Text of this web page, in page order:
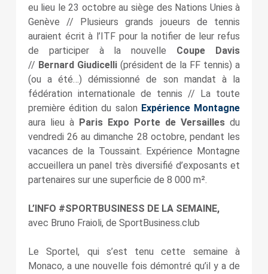
eu lieu le 23 octobre au siège des Nations Unies à
Genève // Plusieurs grands joueurs de tennis
auraient écrit à l’ITF pour la notifier de leur refus
de participer à la nouvelle Coupe Davis
// Bernard Giudicelli(président de la FF tennis) a
(ou a été…) démissionné de son mandat à la
fédération internationale de tennis // La toute
première édition du salon Expérience Montagne
aura lieu à Paris Expo Porte de Versailles du
vendredi 26 au dimanche 28 octobre, pendant les
vacances de la Toussaint. Expérience Montagne
accueillera un panel très diversifié d’exposants et
partenaires sur une superficie de 8 000 m².
L’INFO #SPORTBUSINESS DE LA SEMAINE,
avec Bruno Fraioli, de SportBusiness.club
Le Sportel, qui s’est tenu cette semaine à
Monaco, a une nouvelle fois démontré qu’il y a de